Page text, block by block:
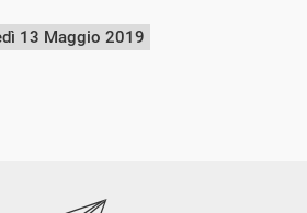
13 Maggio 2019